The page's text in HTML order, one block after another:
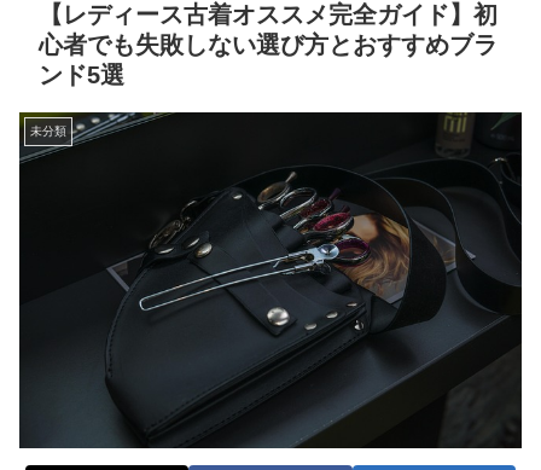
【レディース古着オススメ完全ガイド】初
心者でも失敗しない選び方とおすすめブラ
ンド5選
未分類